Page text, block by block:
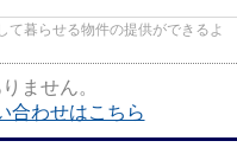
暮らせる物件の提供ができるよ
ません。
合わせはこちら